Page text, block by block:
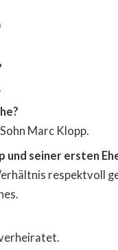
Marc Klopp.
und seiner ersten
respektvoll